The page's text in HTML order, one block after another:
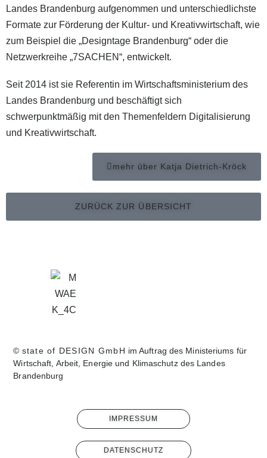
Landes Brandenburg aufgenommen und unterschiedlichste
Formate zur Förderung der Kultur- und Kreativwirtschaft, wie
zum Beispiel die „Designtage Brandenburg“ oder die
Netzwerkreihe „7SACHEN“, entwickelt.
Seit 2014 ist sie Referentin im Wirtschaftsministerium des
Landes Brandenburg und beschäftigt sich
schwerpunktmäßig mit den Themenfeldern Digitalisierung
und Kreativwirtschaft.
mehr über Katja Dietrich-Kröck
ZURÜCK ZUR ÜBERSICHT
© state of DESIGN GmbH im Auftrag des Ministeriums für
Wirtschaft, Arbeit, Energie und Klimaschutz des Landes
Brandenburg
IMPRESSUM
DATENSCHUTZ